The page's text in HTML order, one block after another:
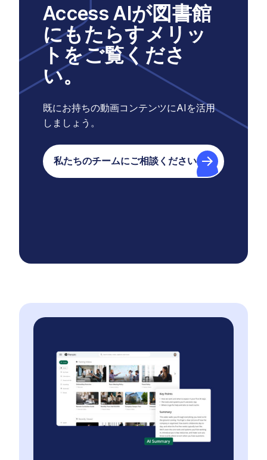
Access AIが図書館
にもたらすメリッ
トをご覧くださ
い。
既にお持ちの動画コンテンツにAIを活用
しましょう。
私たちのチームにご相談ください